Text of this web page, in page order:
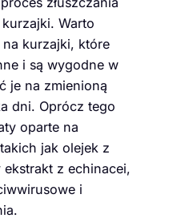
Warto
kurzajki, które
i są wygodne w
je na zmienioną
dni. Oprócz tego
oparte na
jak olejek z
z echinacei,
i